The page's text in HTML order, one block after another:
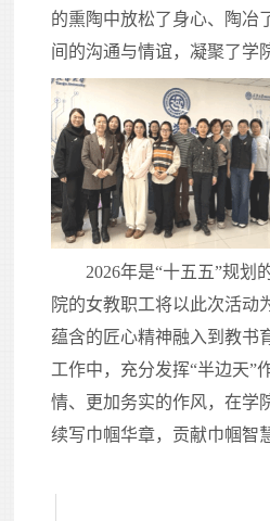
的熏陶中放松了身心、陶冶
间的沟通与情谊，凝聚了学
2026年是“十五五”规划
院的女教职工将以此次活动
蕴含的匠心精神融入到教书
工作中，充分发挥“半边天”
情、更加务实的作风，在学
续写巾帼华章，贡献巾帼智